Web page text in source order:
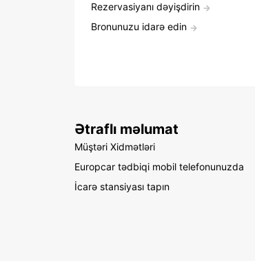
Rezervasiyanı dəyişdirin
Bronunuzu idarə edin
Ətraflı məlumat
Müştəri Xidmətləri
Europcar tədbiqi mobil telefonunuzda
İcarə stansiyası tapın